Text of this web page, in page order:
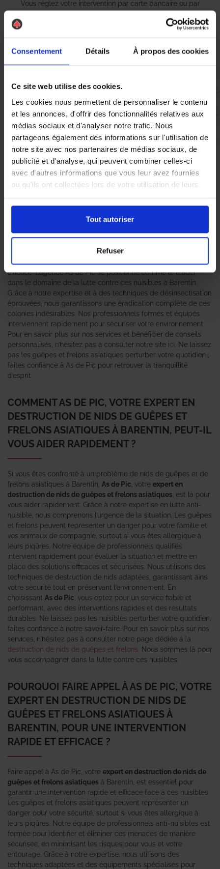
Consentement Détails À propos des cookies
Ce site web utilise des cookies.
Les cookies nous permettent de personnaliser le contenu
et les annonces, d'offrir des fonctionnalités relatives aux
médias sociaux et d'analyser notre trafic. Nous
partageons également des informations sur l'utilisation de
notre site avec nos partenaires de médias sociaux, de
publicité et d'analyse, qui peuvent combiner celles-ci
avec d'autres informations que vous leur avez fournies
ou qu'ils ont collectées lors de votre utilisation de leurs
Tout autoriser
Refuser
Vous réglez votre intervention par carte bancaire ou par
chèque, un reçu CB et une facture vous sont envoyés par
Vous évaluez la prestation
avec l’équipe AS DE PIC.
Nous avons pensé à tout
Ces nuisibles, bien que souvent perçus comme inoffensifs,
peuvent causer des piqûres douloureuses et représenter un
danger, surtout pour les personnes allergiques. C’est pourquoi il
est essentiel de faire appel à unexpert en destruction de nid de
guêpes et frelons asiatiquespour une intervention rapide et
efficace. L’agence As de Pic se positionne comme le leader
dans le domaine de la lutte contre ces nuisibles à Barentin.
Grâce à notre expertise et à des techniques de désinsectisation
éprouvées, nous garantissons une éradication complète de ces
colonies indésirables. Nos professionnels formés et équipés
interviennent rapidement pour sécuriser votre environnement.
Pour en savoir plus sur nos services et bénéficier de conseils
personnalisés, n’hésitez pas à consulter notre site ici . Ne laissez
pas les guêpes et frelons asiatiques perturber votre quotidien ;
faites confiance à As de Pic pour retrouver la tranquillité
d’esprit.
COMMENT AS DE PIC, VOTRE EXPERT EN
DESTRUCTION DE NIDS DE GUÊPES ET
FRELONS ASIATIQUES À BARENTIN, PEUT-IL
VOUS AIDER RAPIDEMENT ?
Si vous êtes confronté à un problème de nids de guêpes et de
frelons asiatiques à Barentin, As de Pic , votre expert en
destruction de nids de guêpes et frelons asiatiques , est là pour
vous aider rapidement. Grâce à notre expertise en lutte anti-
nuisible, nous comprenons l’urgence de la situation. Les guêpes
et frelons peuvent représenter un danger pour votre famille et
vos animaux de compagnie, surtout si vous êtes allergique à
leurs piqûres. Notre équipe de professionnels qualifiés
intervient rapidement pour évaluer la situation et mettre en
place des solutions efficaces et sécurisées. Nous utilisons des
techniques de destruction de nids adaptées, garantissant ainsi
votre sécurité tout en préservant l’environnement. En
choisissant As de Pic , vous optez pour un service fiable et
performant, avec des interventions rapides et des résultats
durables. Ne laissez pas les nuisibles perturber votre quotidien,
faites confiance à notre savoir-faire. Pour en savoir plus sur nos
services, n’hésitez pas à consulter notre page dédiée à la
destruction de nids de guêpes et frelons . Nous sommes là pour
vous accompagner dans la lutte contre ces nuisibles.
POURQUOI FAIRE APPEL À AS DE PIC, VOTRE
EXPERT EN DESTRUCTION DE NIDS DE
GUÊPES ET FRELONS ASIATIQUES À
BARENTIN, POUR UNE INTERVENTION
RAPIDE ET EFFICACE ?
Faire appel à As de Pic, votre expert en destruction de nids de
guêpes et frelons asiatiques à Barentin, est essentiel pour
garantir une intervention rapide et efficace face à ces nuisibles.
Les guêpes et frelons asiatiques peuvent représenter un
danger pour votre sécurité, surtout si vous êtes allergique à
leurs piqûres. Notre équipe de professionnels anti-nuisibles est
formée pour identifier et éliminer ces menaces de manière
sécurisée, en minimisant les risques pour vous et votre
entourage. Grâce à notre expertise, nous utilisons des
techniques adaptées et des équipements spécialisés pour